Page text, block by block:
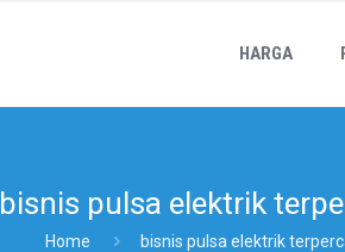
HARGA
bisnis pulsa elektrik
Home bisnis pulsa elektrik